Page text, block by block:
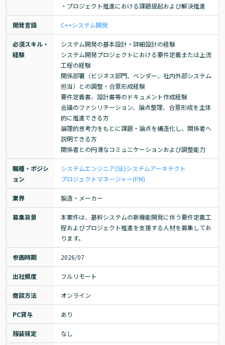
・プロジェクト推進における課題提起および解決推進
開発言語 C++システム開発
必須スキル・
経験
システム開発の基本設計・詳細設計の経験
システム開発プロジェクトにおける要件定義または上流
工程の経験
関係部署（ビジネス部門、ベンダー、社内外部システム
担当）との調整・合意形成経験
要件定義書、設計書等のドキュメント作成経験
会議のファシリテーション、論点整理、合意形成を主体
的に推進できる方
論理的思考力をもとに課題・論点を構造化し、関係者へ
説明できる方
関係者との円滑なコミュニケーションおよび調整能力
職種・ポジシ
ョン
システムエンジニア(SE)システムアーキテクト
プロジェクトマネージャー(PM)
業界 製造・メーカー
募集背景
本案件は、基幹システムの新機能開発に伴う要件定義工
程およびプロジェクト推進を支援する人材を募集してお
ります。
参画時期 2026/07
出社頻度 フルリモート
商談方法 オンライン
PC貸与 あり
服装規定 なし